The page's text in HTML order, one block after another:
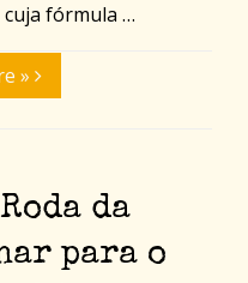
fórmula …
»
da
para o